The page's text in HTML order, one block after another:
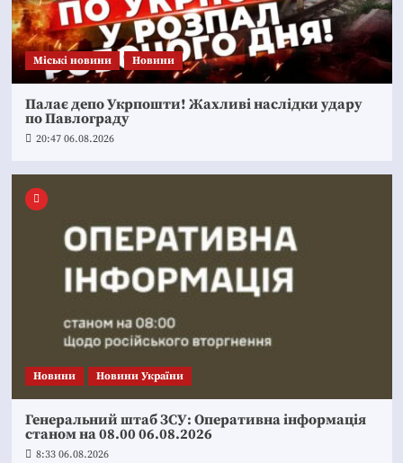
Mіські новини Новини
Палає депо Укрпошти! Жахливі наслідки удару
по Павлограду
20:47 06.08.2026
Новини Новини України
Генеральний штаб ЗСУ: Оперативна інформація
станом на 08.00 06.08.2026
8:33 06.08.2026